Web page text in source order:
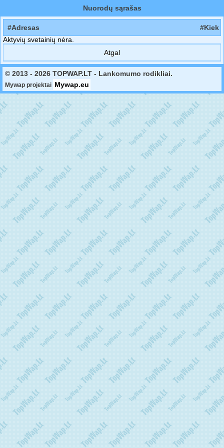
Nuorodų sąrašas
#Adresas
#Kiek
Aktyvių svetainių nėra.
Atgal
© 2013 - 2026 TOPWAP.LT - Lankomumo rodikliai.
Mywap projektai Mywap.eu